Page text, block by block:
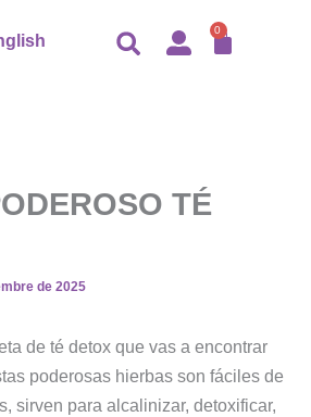
0
TÉ
de 2025
de té detox que vas a encontrar
poderosas hierbas son fáciles de
sirven para alcalinizar, detoxificar,